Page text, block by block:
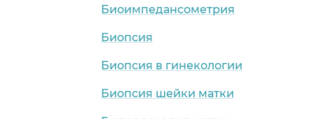
Биоимпедансометрия
Биопсия
Биопсия в гинекологии
Биопсия шейки матки